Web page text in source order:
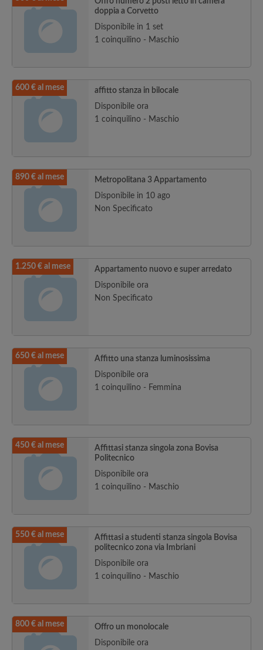
doppia a Corvetto
Disponibile in 1 set
1 coinquilino - Maschio
600 € al mese
affitto stanza in bilocale
Disponibile ora
1 coinquilino - Maschio
890 € al mese
Metropolitana 3 Appartamento
Disponibile in 10 ago
Non Specificato
1.250 € al mese
Appartamento nuovo e super arredato
Disponibile ora
Non Specificato
650 € al mese
Affitto una stanza luminosissima
Disponibile ora
1 coinquilino - Femmina
450 € al mese
Affittasi stanza singola zona Bovisa
Politecnico
Disponibile ora
1 coinquilino - Maschio
550 € al mese
Affittasi a studenti stanza singola Bovisa
politecnico zona via Imbriani
Disponibile ora
1 coinquilino - Maschio
800 € al mese
Offro un monolocale
Disponibile ora